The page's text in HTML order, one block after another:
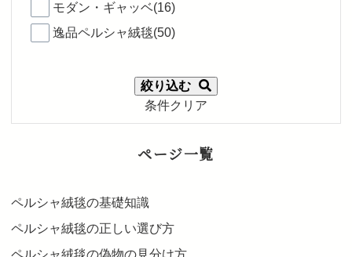
モダン・ギャッベ(16)
逸品ペルシャ絨毯(50)
絞り込む
条件クリア
ページ一覧
ペルシャ絨毯の基礎知識
ペルシャ絨毯の正しい選び方
ペルシャ絨毯の偽物の見分け方